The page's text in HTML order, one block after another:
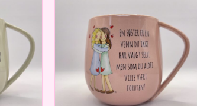
flere
varianter.
Alternativene
kan
velges